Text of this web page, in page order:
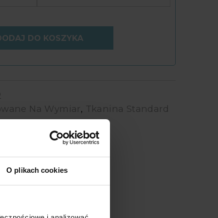
O plikach cookies
DO KOSZYKA
Na Wymiar , Tkanina Standard